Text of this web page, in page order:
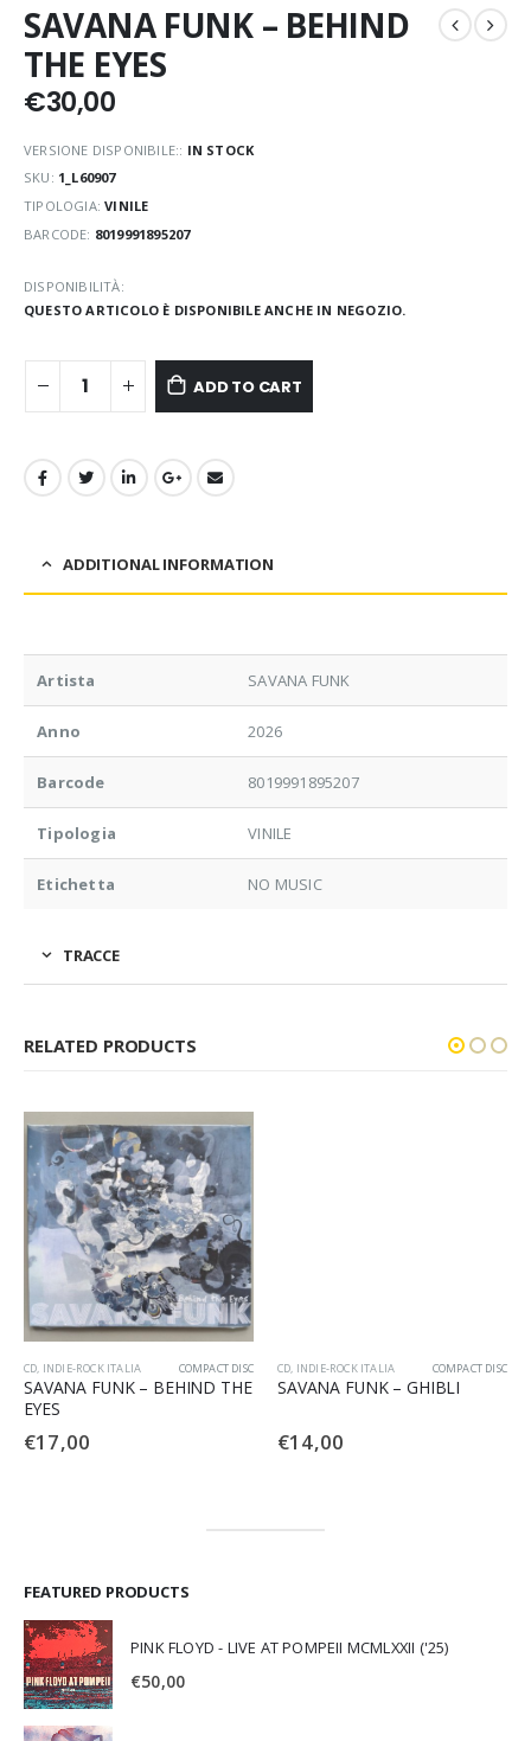
SAVANA FUNK – BEHIND
THE EYES
€30,00
VERSIONE DISPONIBILE:: IN STOCK
SKU: 1_L60907
TIPOLOGIA:VINILE
BARCODE: 8019991895207
DISPONIBILITÀ:
QUESTO ARTICOLO È DISPONIBILE ANCHE IN NEGOZIO.
ADD TO CART
ADDITIONAL INFORMATION
Artista SAVANA FUNK
Anno 2026
Barcode 8019991895207
Tipologia VINILE
Etichetta NO MUSIC
TRACCE
RELATED PRODUCTS
COMPACT DISC
CD, INDIE-ROCK ITALIA
SAVANA FUNK – BEHIND THE
EYES
€17,00
COMPACT DISC
CD, INDIE-ROCK ITALIA
SAVANA FUNK – GHIBLI
€14,00
FEATURED PRODUCTS
PINK FLOYD - LIVE AT POMPEII MCMLXXII ('25)
€50,00